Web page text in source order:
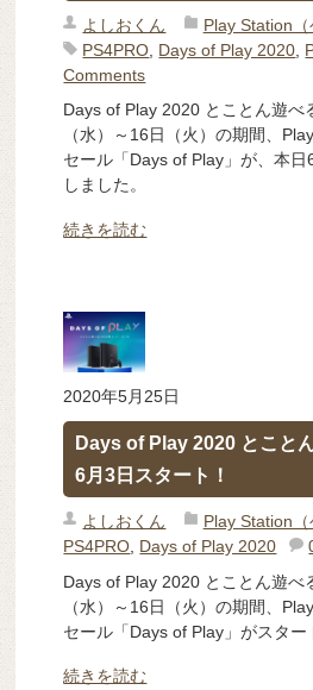
よしおくん
Play Station（
PS4PRO Days of Play 2020
Comments
Days of Play 2020 とことん遊べ
（水）～16日（火）の期間、
セール「Days of Play」が、本日
しました。
続きを読む
2020年5月25日
Days of Play 2020 とこと
6月3日スタート！
よしおくん Play Station（
PS4PRO Days of Play 2020
Days of Play 2020 とことん遊べ
（水）～16日（火）の期間、
セール「Days of Play」がスター
続きを読む